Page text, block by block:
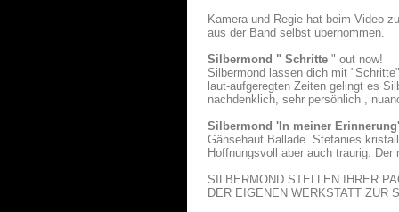
Kamera und Regie hat beim Video
aus der Band selbst übernommen.
Silbermond " Schritte " out now!
Silbermond lassen dich mit
laut-aufgeregten Zeiten gelingt es
nachdenklich, sehr persönlich ,
Silbermond 'In meiner
Gänsehaut Ballade. Stefanies
Hoffnungsvoll aber auch traurig.
SILBERMOND STELLEN IHRER
DER EIGENEN WERKSTATT ZUR